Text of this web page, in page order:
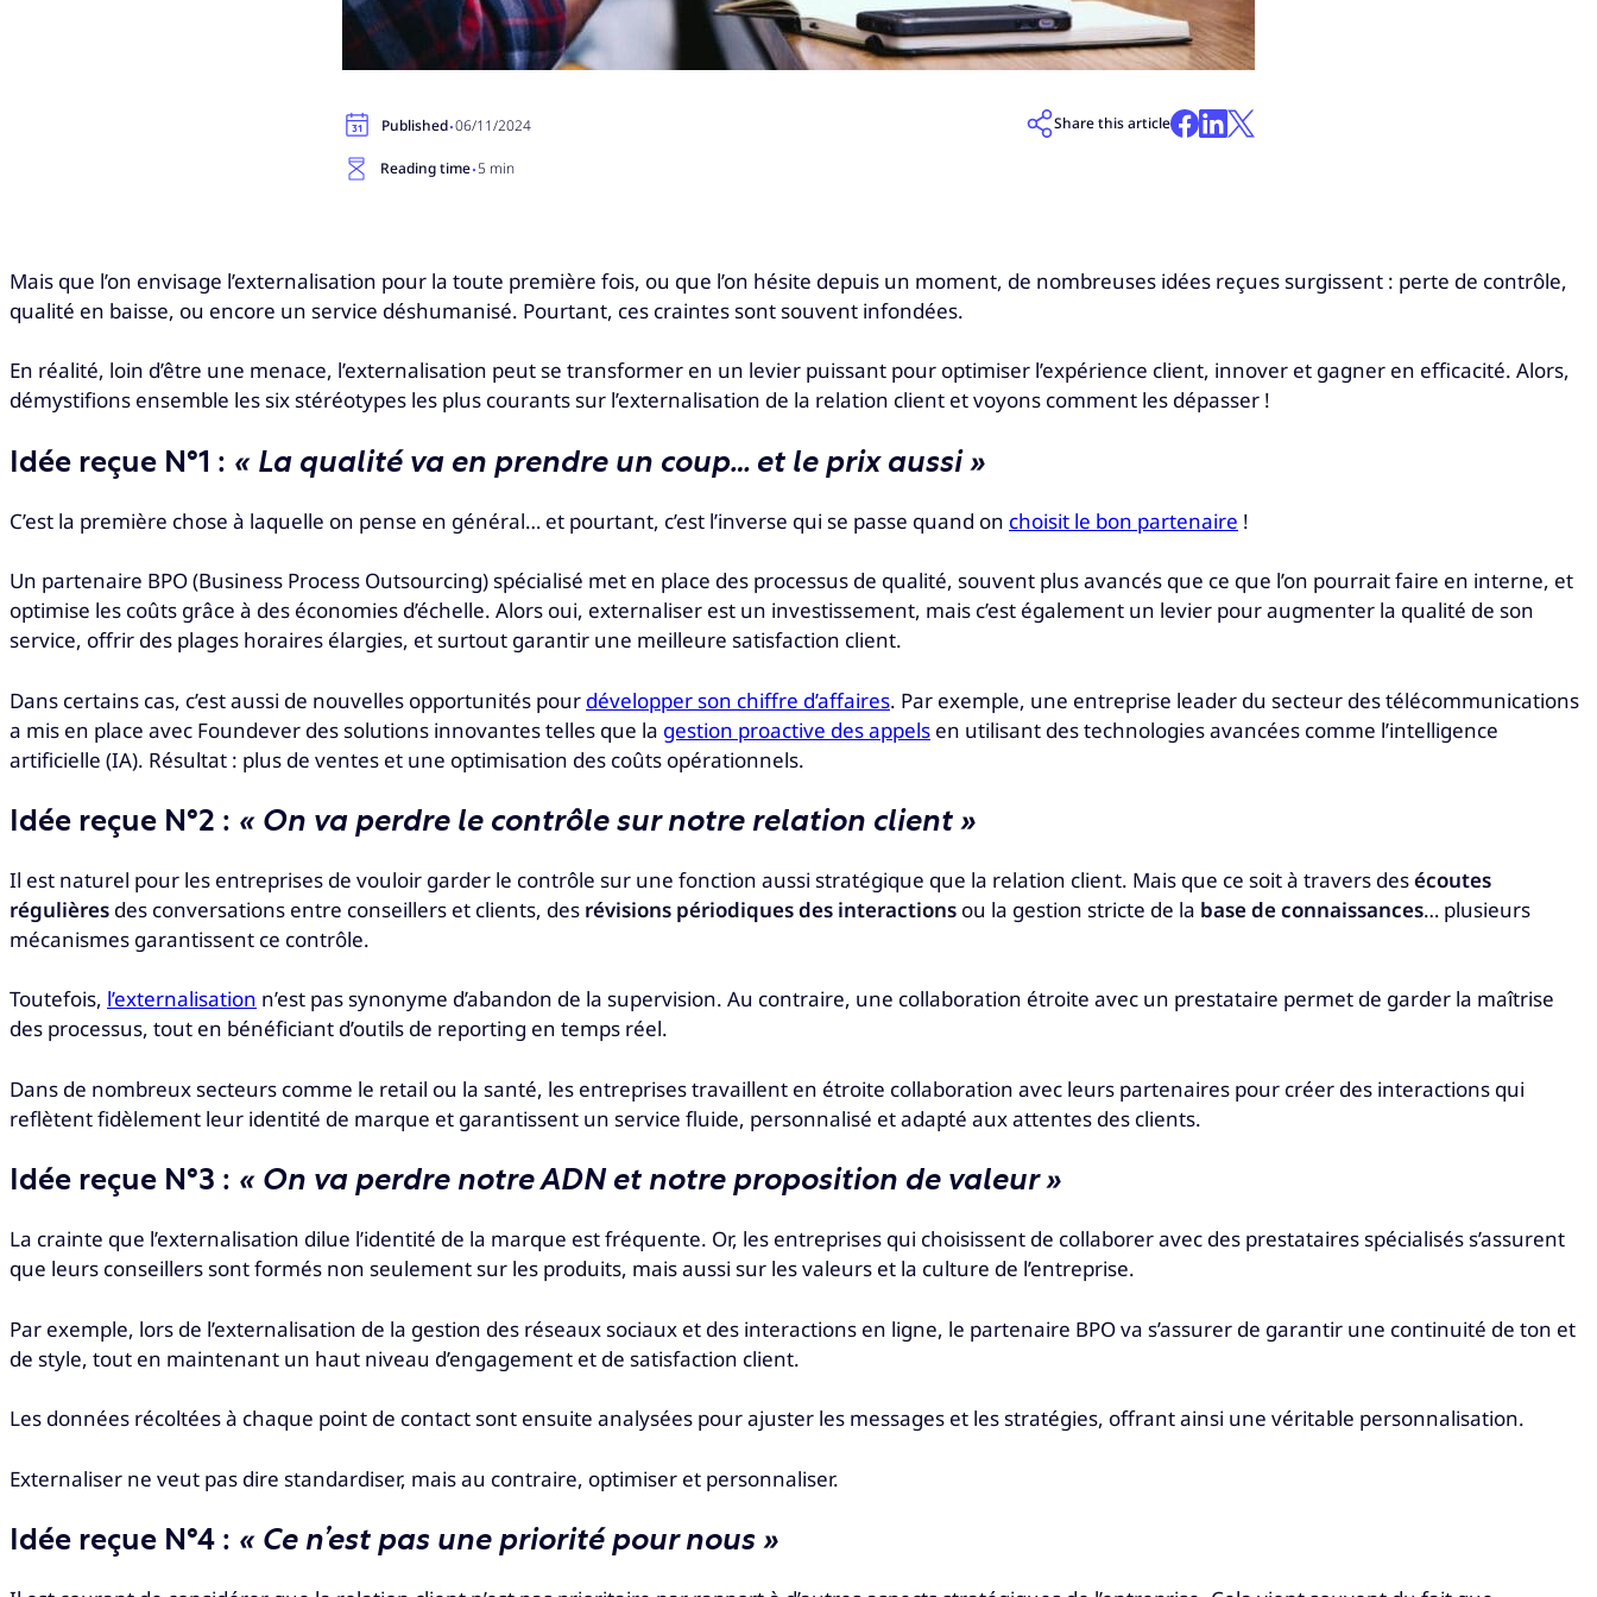
Published·06/11/2024
Reading time·5 min
Share this article
Mais que l’on envisage l’externalisation pour la toute première fois, ou que l’on hésite depuis un moment, de nombreuses idées reçues surgissent : perte de contrôle,
qualité en baisse, ou encore un service déshumanisé. Pourtant, ces craintes sont souvent infondées.
En réalité, loin d’être une menace, l’externalisation peut se transformer en un levier puissant pour optimiser l’expérience client, innover et gagner en efficacité. Alors,
démystifions ensemble les six stéréotypes les plus courants sur l’externalisation de la relation client et voyons comment les dépasser !
Idée reçue N°1 : « La qualité va en prendre un coup… et le prix aussi »
C’est la première chose à laquelle on pense en général… et pourtant, c’est l’inverse qui se passe quand on choisit le bon partenaire !
Un partenaire BPO (Business Process Outsourcing) spécialisé met en place des processus de qualité, souvent plus avancés que ce que l’on pourrait faire en interne, et
optimise les coûts grâce à des économies d’échelle. Alors oui, externaliser est un investissement, mais c’est également un levier pour augmenter la qualité de son
service, offrir des plages horaires élargies, et surtout garantir une meilleure satisfaction client.
Dans certains cas, c’est aussi de nouvelles opportunités pour développer son chiffre d’affaires. Par exemple, une entreprise leader du secteur des télécommunications
a mis en place avec Foundever des solutions innovantes telles que la gestion proactive des appels en utilisant des technologies avancées comme l’intelligence
artificielle (IA). Résultat : plus de ventes et une optimisation des coûts opérationnels.
Idée reçue N°2 : « On va perdre le contrôle sur notre relation client »
Il est naturel pour les entreprises de vouloir garder le contrôle sur une fonction aussi stratégique que la relation client. Mais que ce soit à travers desécoutes
régulières des conversations entre conseillers et clients, des révisions périodiques des interactions ou la gestion stricte de la base de connaissances… plusieurs
mécanismes garantissent ce contrôle.
Toutefois, l’externalisation n’est pas synonyme d’abandon de la supervision. Au contraire, une collaboration étroite avec un prestataire permet de garder la maîtrise
des processus, tout en bénéficiant d’outils de reporting en temps réel.
Dans de nombreux secteurs comme le retail ou la santé, les entreprises travaillent en étroite collaboration avec leurs partenaires pour créer des interactions qui
reflètent fidèlement leur identité de marque et garantissent un service fluide, personnalisé et adapté aux attentes des clients.
Idée reçue N°3 : « On va perdre notre ADN et notre proposition de valeur »
La crainte que l’externalisation dilue l’identité de la marque est fréquente. Or, les entreprises qui choisissent de collaborer avec des prestataires spécialisés s’assurent
que leurs conseillers sont formés non seulement sur les produits, mais aussi sur les valeurs et la culture de l’entreprise.
Par exemple, lors de l’externalisation de la gestion des réseaux sociaux et des interactions en ligne, le partenaire BPO va s’assurer de garantir une continuité de ton et
de style, tout en maintenant un haut niveau d’engagement et de satisfaction client.
Les données récoltées à chaque point de contact sont ensuite analysées pour ajuster les messages et les stratégies, offrant ainsi une véritable personnalisation.
Externaliser ne veut pas dire standardiser, mais au contraire, optimiser et personnaliser.
Idée reçue N°4 : « Ce n’est pas une priorité pour nous »